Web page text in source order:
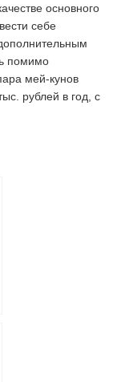
основного
себе
помимо
мей-кунов
рублей в год, с